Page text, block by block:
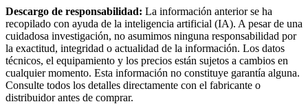
Descargo de responsabilidad: La información anterior se ha
recopilado con ayuda de la inteligencia artificial (IA). A pesar de una
cuidadosa investigación, no asumimos ninguna responsabilidad por
la exactitud, integridad o actualidad de la información. Los datos
técnicos, el equipamiento y los precios están sujetos a cambios en
cualquier momento. Esta información no constituye garantía alguna.
Consulte todos los detalles directamente con el fabricante o
distribuidor antes de comprar.